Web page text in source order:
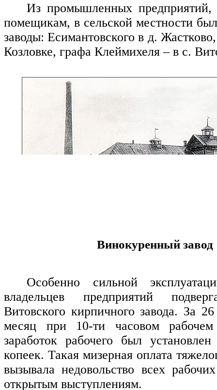
Из промышленных предприятий,
помещикам, в сельской местности
заводы: Есимантовского в д.
Козловке, графа Клеймихеля – в с.
Винокуренный завод
Особенно сильной
владельцев предприятий
Витовского кирпичного завода. За
месяц при 10-ти часовом
заработок рабочего был
копеек. Такая мизерная оплата
вызывала недовольство всех
открытым выступлениям.